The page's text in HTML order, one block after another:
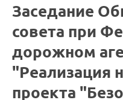
Заседание
совета при
дорожном
"Реализация
проекта